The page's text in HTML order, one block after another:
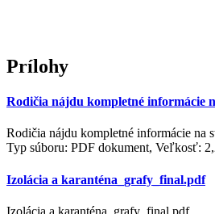
Prílohy
Rodičia nájdu kompletné informácie
Rodičia nájdu kompletné informácie na
Typ súboru: PDF dokument, Veľkosť:
Izolácia a karanténa_grafy_final.pdf
Izolácia a karanténa_grafy_final.pdf